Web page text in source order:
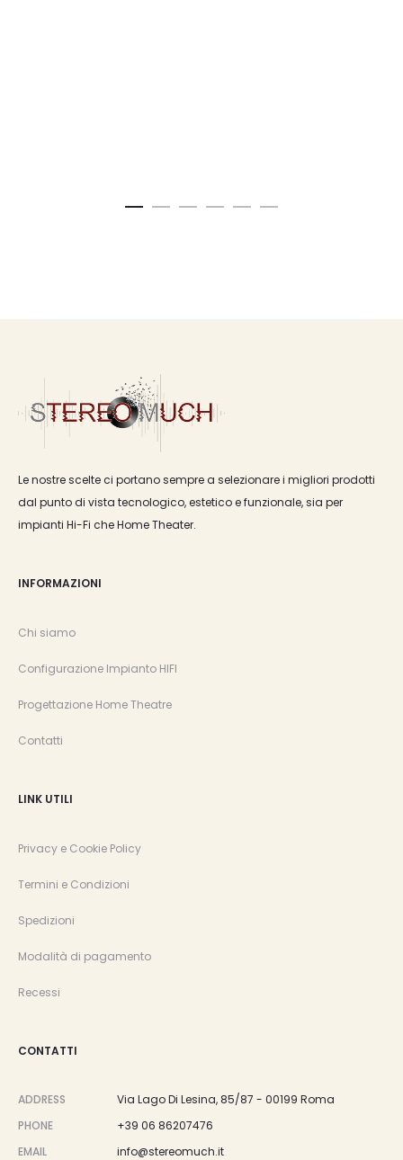
Le nostre scelte ci portano sempre a selezionare i migliori prodotti
dal punto di vista tecnologico, estetico e funzionale, sia per
impianti Hi-Fi che Home Theater.
INFORMAZIONI
Chi siamo
Configurazione Impianto HIFI
Progettazione Home Theatre
Contatti
LINK UTILI
Privacy e Cookie Policy
Termini e Condizioni
Spedizioni
Modalità di pagamento
Recessi
CONTATTI
ADDRESS
Via Lago Di Lesina, 85/87 - 00199 Roma
PHONE
+39 06 86207476
EMAIL
info@stereomuch.it